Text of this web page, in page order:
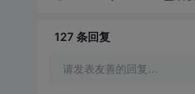
127 条回复
请发表友善的回复…